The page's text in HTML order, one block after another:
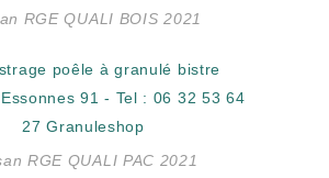
RGE QUALI BOIS 2021
RGE QUALI PAC 2021